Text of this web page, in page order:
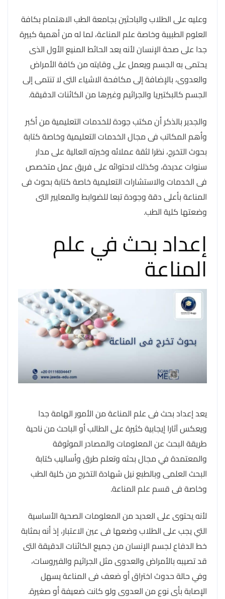
وعليه على الطلاب والباحثين بجامعة الطب الاهتمام بكافة
العلوم الطبيبة وخاصة علم المناعة، لما له من أهمية كبيرة
جدا على صحة الإنسان لأنه يعد الحائط المنيع الأول الذى
يحتمى به الجسم ويعمل على وقايته من كافة الأمراض
والعدوى، بالإضافة إلى مكافحة الاشياء التى لا تنتمى إلى
الجسم كالبكتيريا والجراثيم وغيرها من الكائنات الدقيقة.
والجدير بالذكر أن مكتب جودة للخدمات التعليمية من أكبر
وأهم المكاتب فى مجال الخدمات التعليمية وخاصة كتابة
بحوث التخرج، نظرا لثقة عملائه وخبرته العالية على مدار
سنوات عديدة، وكذلك لاحتوائه على فريق عمل متخصص
فى الخدمات والاستشارات التعليمية خاصة كتابة بحوث فى
المناعة بأعلى دقة وجودة تبعا للضوابط والمعايير التى
وضعتها كلية الطب.
إعداد بحث في علم
المناعة
يعد إعداد بحث فى علم المناعة من الأمور الهامة جدا
ويعكس آثارا إيجابية كثيرة على الطالب أو الباحث من ناحية
طريقة البحث عن المعلومات والمصادر الموثوقة
والمعتمدة في مجال بحثه وتعلم طرق وأساليب كتابة
البحث العلمى وبالطبع نيل شهادة التخرج من كلية الطب
وخاصة فى قسم علم المناعة.
لأنه يحتوى على العديد من المعلومات الصحية الأساسية
التي يجب على الطلاب وضعها فى عين الاعتبار، إذ أنه بمثابة
خط الدفاع لجسم الإنسان من جميع الكائنات الدقيقة التى
قد تصيبه بالأمراض والعدوى مثل الجراثيم والفيروسات،
وفي حالة حدوث اختراق أو ضعف فى المناعة يسهل
الإصابة بأى نوع من العدوى ولو كانت ضعيفة أو صغيرة.